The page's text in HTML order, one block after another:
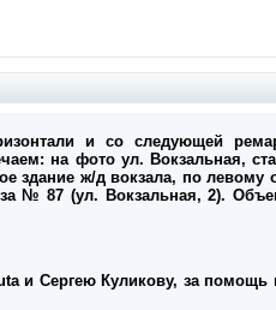
и со следующей
на фото ул. Вокзальная,
здание ж/д вокзала, по
№ 87 (ул. Вокзальная, 2).
и Сергею Куликову, за помощь